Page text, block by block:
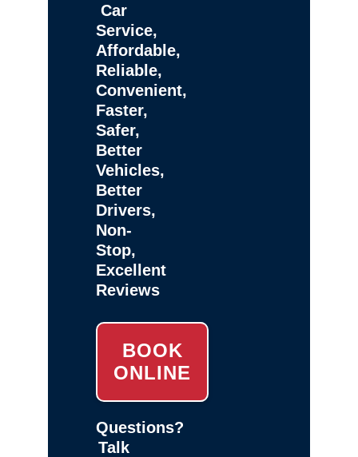
Car
Service,
Affordable,
Reliable,
Convenient,
Faster,
Safer,
Better
Vehicles,
Better
Drivers,
Non-
Stop,
Excellent
Reviews
BOOK
ONLINE
Questions?
Talk